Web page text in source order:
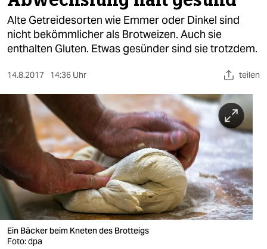
politik
öko
sport
berlin
wahrheit
verlag
verlag
Alte Getreidesorten wie Emmer oder Dinkel sind
nicht bekömmlicher als Brotweizen. Auch sie
enthalten Gluten. Etwas gesünder sind sie trotzdem.
14.8.2017 14:36 Uhr teilen
Ein Bäcker beim Kneten des Brotteigs
Foto: dpa